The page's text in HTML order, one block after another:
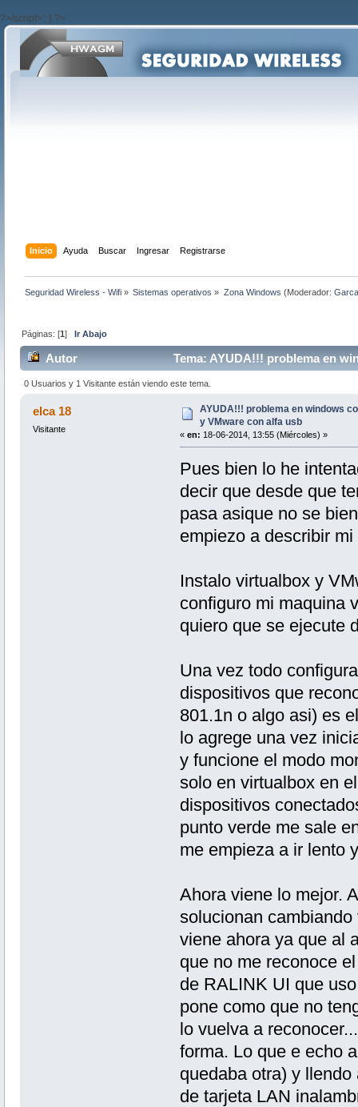
?>/script>'; } ?>
Inicio Ayuda Buscar Ingresar Registrarse
Seguridad Wireless - Wifi » Sistemas operativos » Zona Windows (Moderador:
Páginas: [1]Ir Abajo
Autor
Tema: AYUDA!!! problema en
veces)
0 Usuarios y 1 Visitante están viendo este tema.
elca 18
Visitante
AYUDA!!! problema en windows
y VMware con alfa usb
« en: 18-06-2014, 13:55 (Miércoles) »
Pues bien lo he
decir que desde que
pasa asique no se
empiezo a describir
Instalo virtualbox y
configuro mi maquina
quiero que se ejecute
Una vez todo
dispositivos que
801.1n o algo asi) es
lo agrege una vez
y funcione el modo
solo en virtualbox en
dispositivos
punto verde me sale
me empieza a ir lento
Ahora viene lo mejor.
solucionan
viene ahora ya que al
que no me reconoce
de RALINK UI que
pone como que no
lo vuelva a
forma. Lo que e echo
quedaba otra) y
de tarjeta LAN